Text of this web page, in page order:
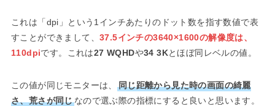
これは「dpi」という1インチあたりのドット数を指す数値で表
すことができまして、 37.5インチの3640×1600の解像度は、
110dpiです。これは27 WQHDや34 3Kとほぼ同レベルの値。
この値が同じモニターは、
同じ距離から見た時の画面の綺麗
さ、荒さが同じなので選ぶ際の指標にすると良いと思います。